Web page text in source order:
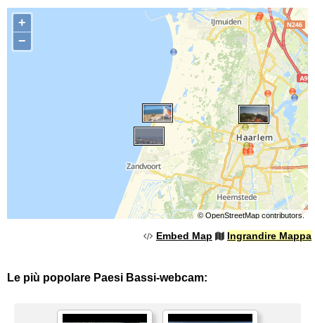
+
−
© OpenStreetMapcontributors.
Embed Map Ingrandire Mappa
Le più popolare Paesi Bassi-webcam: